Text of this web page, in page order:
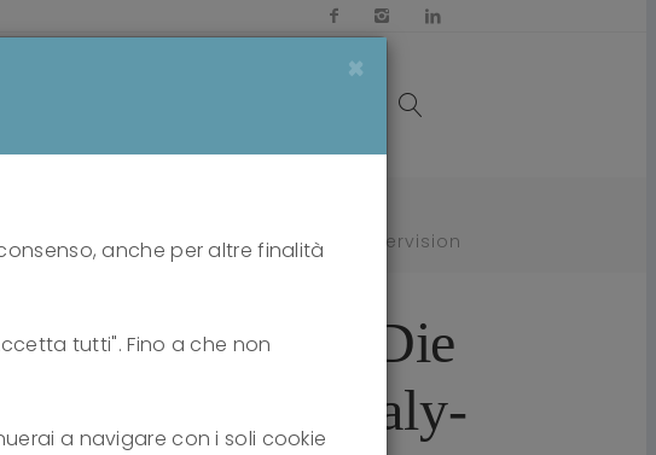
in der psychoanaly­tischen Supervision
zu machen - Die
in der psychoanaly­
×
anche per altre finalità
tutti". Fino a che non
a navigare con i soli cookie